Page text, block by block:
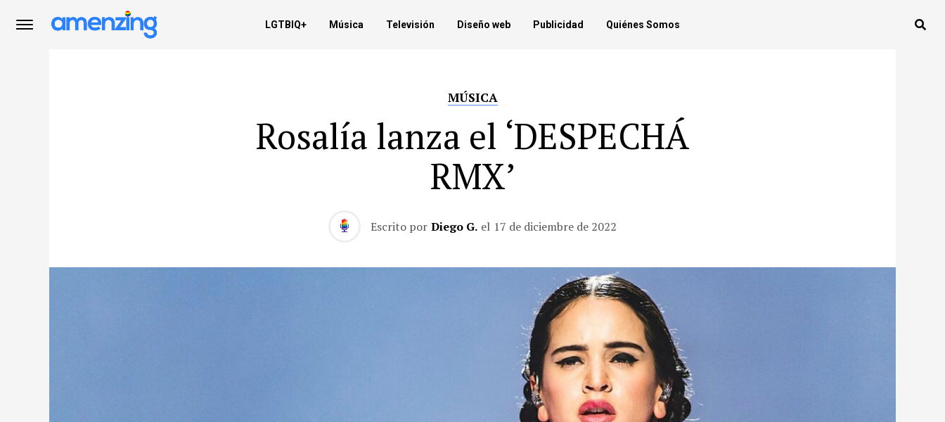
LGTBIQ+ Música Televisión Diseño web Publicidad Quiénes Somos
MÚSICA
Rosalía lanza el ‘DESPECHÁ
RMX’
Escrito por Diego G. el 17 de diciembre de 2022